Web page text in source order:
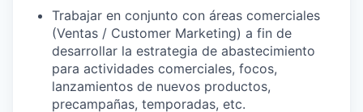
Trabajar en conjunto con áreas comerciales
(Ventas / Customer Marketing) a fin de
desarrollar la estrategia de abastecimiento
para actividades comerciales, focos,
lanzamientos de nuevos productos,
precampañas, temporadas, etc.